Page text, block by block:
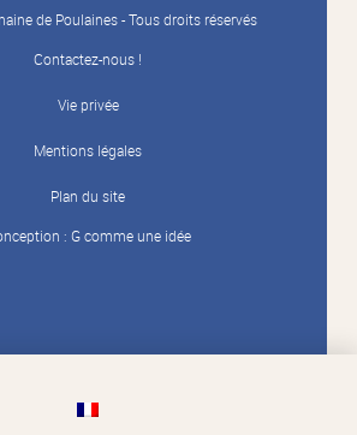
de Poulaines - Tous droits réservés
Contactez-nous !
Vie privée
Mentions légales
Plan du site
: G comme une idée